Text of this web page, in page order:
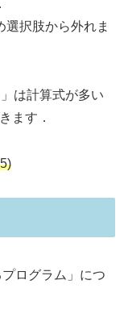
択肢から外れま
は計算式が多い
ます．
ログラム」につ